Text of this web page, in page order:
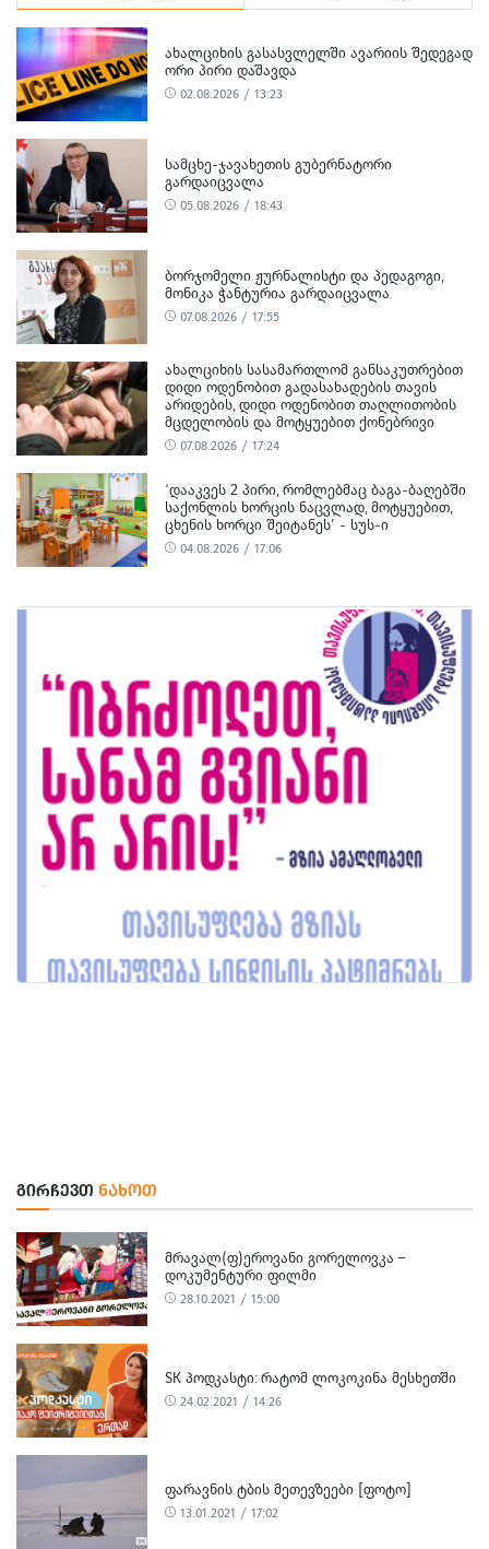
ᲐᲮᲐᲚᲪᲘᲮᲘᲡ ᲒᲐᲡᲐᲡᲕᲚᲔᲚᲨᲘ ᲐᲕᲐᲠᲘᲘᲡ ᲨᲔᲓᲔᲒᲐᲓ
ᲝᲠᲘ ᲞᲘᲠᲘ ᲓᲐᲨᲐᲕᲓᲐ
02.08.2026 / 13:23
ᲡᲐᲛᲪᲮᲔ-ᲯᲐᲕᲐᲮᲔᲗᲘᲡ ᲒᲣᲑᲔᲠᲜᲐᲢᲝᲠᲘ
ᲒᲐᲠᲓᲐᲘᲪᲕᲐᲚᲐ
05.08.2026 / 18:43
ᲑᲝᲠᲯᲝᲛᲔᲚᲘ ᲟᲣᲠᲜᲐᲚᲘᲡᲢᲘ ᲓᲐ ᲞᲔᲓᲐᲒᲝᲒᲘ,
ᲛᲝᲜᲘᲙᲐ ᲭᲐᲜᲢᲣᲠᲘᲐ ᲒᲐᲠᲓᲐᲘᲪᲕᲐᲚᲐ
07.08.2026 / 17:55
ᲐᲮᲐᲚᲪᲘᲮᲘᲡ ᲡᲐᲡᲐᲛᲐᲠᲗᲚᲝᲛ ᲒᲐᲜᲡᲐᲙᲣᲗᲠᲔᲑᲘᲗ
ᲓᲘᲓᲘ ᲝᲓᲔᲜᲝᲑᲘᲗ ᲒᲐᲓᲐᲡᲐᲮᲐᲓᲔᲑᲘᲡ ᲗᲐᲕᲘᲡ
ᲐᲠᲘᲓᲔᲑᲘᲡ, ᲓᲘᲓᲘ ᲝᲓᲔᲜᲝᲑᲘᲗ ᲗᲐᲦᲚᲘᲗᲝᲑᲘᲡ
ᲛᲪᲓᲔᲚᲝᲑᲘᲡ ᲓᲐ ᲛᲝᲢᲧᲣᲔᲑᲘᲗ ᲥᲝᲜᲔᲑᲠᲘᲕᲘ
ᲓᲐᲖᲘᲐᲜᲔᲑᲘᲡ ᲤᲐᲥᲢᲔᲑᲖᲔ 1 ᲞᲘᲠᲘ ᲓᲐᲛᲜᲐᲨᲐᲕᲔᲓ
ᲪᲜᲝ
07.08.2026 / 17:24
‘ᲓᲐᲐᲙᲕᲔᲡ 2 ᲞᲘᲠᲘ, ᲠᲝᲛᲚᲔᲑᲛᲐᲪ ᲑᲐᲒᲐ-ᲑᲐᲦᲔᲑᲨᲘ
ᲡᲐᲥᲝᲜᲚᲘᲡ ᲮᲝᲠᲪᲘᲡ ᲜᲐᲪᲕᲚᲐᲓ, ᲛᲝᲢᲧᲣᲔᲑᲘᲗ,
ᲪᲮᲔᲜᲘᲡ ᲮᲝᲠᲪᲘ ᲨᲔᲘᲢᲐᲜᲔᲡ’ - ᲡᲣᲡ-Ი
04.08.2026 / 17:06
ᲒᲘᲠᲩᲔᲕᲗ ᲜᲐᲮᲝᲗ
ᲛᲠᲐᲕᲐᲚ(Ფ)ᲔᲠᲝᲕᲐᲜᲘ ᲒᲝᲠᲔᲚᲝᲕᲙᲐ –
ᲓᲝᲙᲣᲛᲔᲜᲢᲣᲠᲘ ᲤᲘᲚᲛᲘ
28.10.2021 / 15:00
SK ᲞᲝᲓᲙᲐᲡᲢᲘ: ᲠᲐᲢᲝᲛ ᲚᲝᲙᲝᲙᲘᲜᲐ ᲛᲔᲡᲮᲔᲗᲨᲘ
24.02.2021 / 14:26
ᲤᲐᲠᲐᲕᲜᲘᲡ ᲢᲑᲘᲡ ᲛᲔᲗᲔᲕᲖᲔᲔᲑᲘ [ᲤᲝᲢᲝ]
13.01.2021 / 17:02